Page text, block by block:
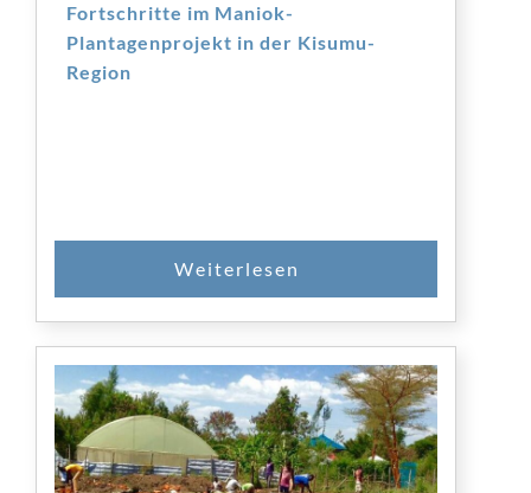
Fortschritte im Maniok-
Plantagenprojekt in der Kisumu-
Region